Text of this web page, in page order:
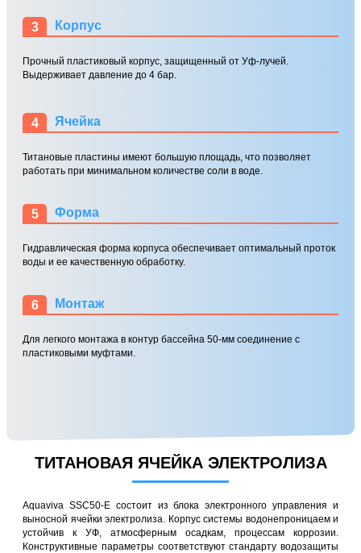
3 Корпус
Прочный пластиковый корпус, защищенный от Уф-лучей.
Выдерживает давление до 4 бар.
4 Ячейка
Титановые пластины имеют большую площадь, что позволяет
работать при минимальном количестве соли в воде.
5 Форма
Гидравлическая форма корпуса обеспечивает оптимальный проток
воды и ее качественную обработку.
6 Монтаж
Для легкого монтажа в контур бассейна 50-мм соединение с
пластиковыми муфтами.
ТИТАНОВАЯ ЯЧЕЙКА ЭЛЕКТРОЛИЗА
Aquaviva SSC50-E состоит из блока электронного управления и
выносной ячейки электролиза. Корпус системы водонепроницаем и
устойчив к УФ, атмосферным осадкам, процессам коррозии.
Конструктивные параметры соответствуют стандарту водозащиты